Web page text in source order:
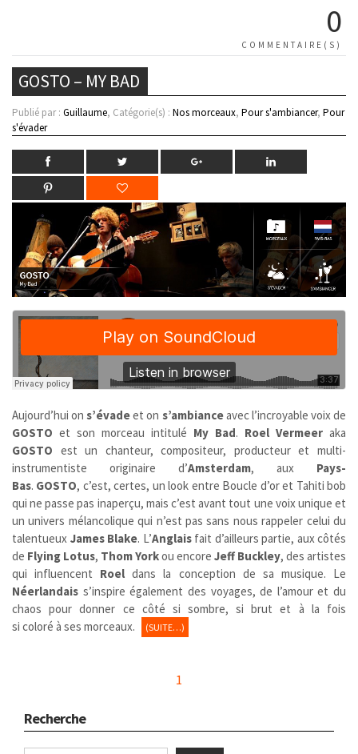
0
COMMENTAIRE(S)
GOSTO – MY BAD
Publié par : Guillaume, Catégorie(s) : Nos morceaux, Pour s'ambiancer, Pour
s'évader
Aujourd’hui ons’évadeet on s’ambianceavec l’incroyable voix de
GOSTO et son morceau intitulé My Bad. Roel Vermeer aka
GOSTO est un chanteur, compositeur, producteur et multi-
instrumentiste originaire d’Amsterdam, aux Pays-
Bas. GOSTO, c’est, certes, un look entre Boucle d’or et Tahiti bob
qui ne passe pas inaperçu, mais c’est avant tout une voix unique et
un univers mélancolique qui n’est pas sans nous rappeler celui du
talentueux James Blake. L’Anglaisfait d’ailleurs partie, aux côtés
de Flying Lotus, Thom Yorkou encore Jeff Buckley, des artistes
qui influencent Roel dans la conception de sa musique. Le
Néerlandais s’inspire également des voyages, de l’amour et du
chaos pour donner ce côté si sombre, si brut et à la fois
si coloré à ses morceaux.
(SUITE…)
1
Recherche